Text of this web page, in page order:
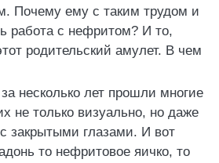
Почему ему с таким трудом и
работа с нефритом? И то,
родительский амулет. В чем
несколько лет прошли многие
не только визуально, но даже
закрытыми глазами. И вот
то нефритовое яичко, то